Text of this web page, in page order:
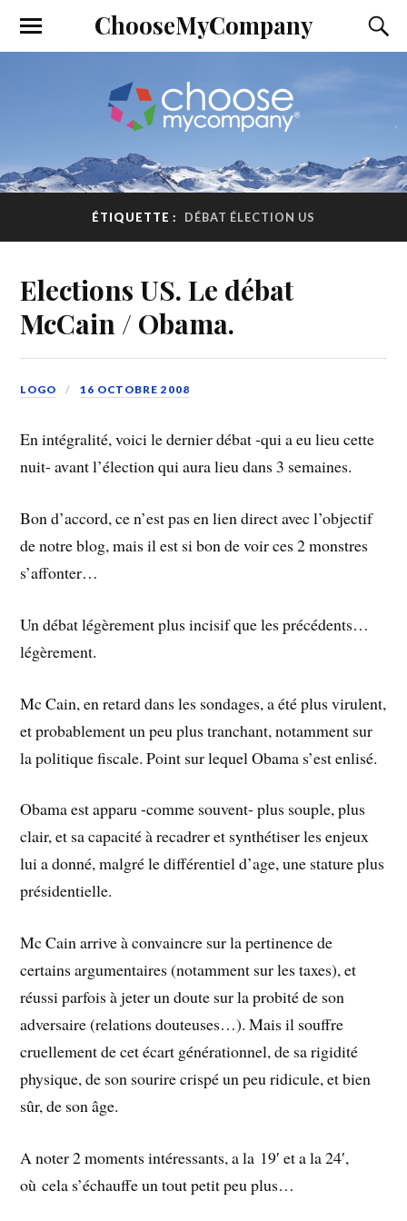
ChooseMyCompany
ÉTIQUETTE : DÉBAT ÉLECTION US
Elections US. Le débat
McCain / Obama.
LOGO 16 OCTOBRE 2008
En intégralité, voici le dernier débat -qui a eu lieu cette
nuit- avant l’élection qui aura lieu dans 3 semaines.
Bon d’accord, ce n’est pas en lien direct avec l’objectif
de notre blog, mais il est si bon de voir ces 2 monstres
s’affonter…
Un débat légèrement plus incisif que les précédents…
légèrement.
Mc Cain, en retard dans les sondages, aété plus virulent,
et probablement un peu plus tranchant, notamment sur
la politique fiscale. Point sur lequel Obama s’est enlisé.
Obama est apparu-comme souvent- plus souple, plus
clair, et sa capacitéàrecadrer et synthétiser les enjeux
lui a donné, malgréle différentiel d’age, une stature plus
présidentielle.
Mc Cain arriveàconvaincre sur la pertinence de
certains argumentaires (notamment sur les taxes), et
réussi parfoisàjeter un doute sur la probitéde son
adversaire (relations douteuses…). Mais il souffre
cruellement de cetécart générationnel, de sa rigidité
physique, de son sourire crispéun peu ridicule, et bien
sûr, de sonâge.
A noter 2 moments intéressants, a la 19′ et a la 24′,
où cela s’échauffe un tout petit peu plus…